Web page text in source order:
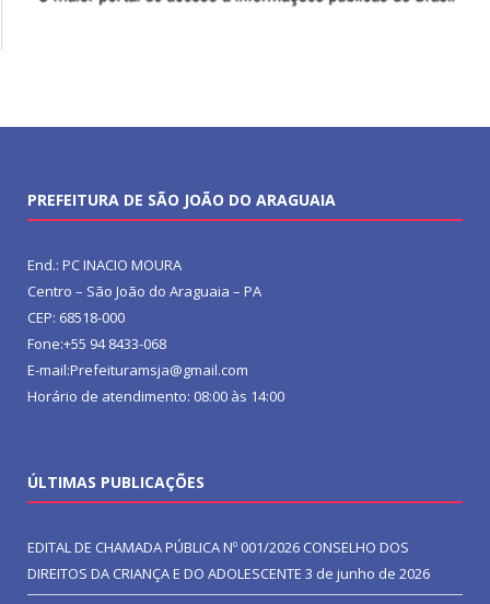
PREFEITURA DE SÃO JOÃO DO ARAGUAIA
End.: PC INACIO MOURA
Centro – São João do Araguaia – PA
CEP: 68518-000
Fone:+55 94 8433-068
E-mail:Prefeituramsja@gmail.com
Horário de atendimento: 08:00 às 14:00
ÚLTIMAS PUBLICAÇÕES
EDITAL DE CHAMADA PÚBLICA Nº 001/2026 CONSELHO DOS
DIREITOS DA CRIANÇA E DO ADOLESCENTE 3 de junho de 2026